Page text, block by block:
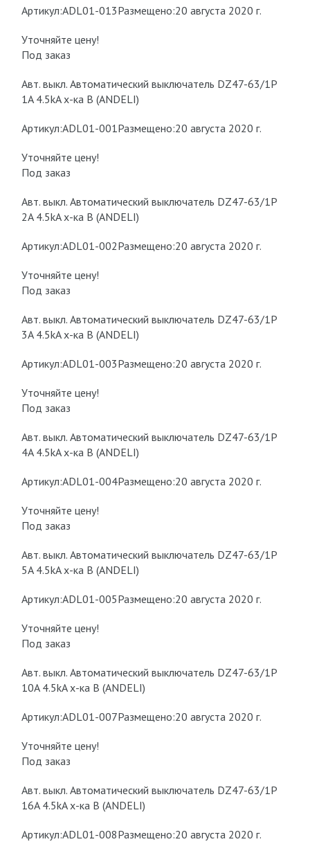
Артикул:ADL01-013Размещено:20 августа 2020 г.
Уточняйте цену!
Под заказ
Авт. выкл. Автоматический выключатель DZ47-63/1P
1A 4.5kA х-ка B (ANDELI)
Артикул:ADL01-001Размещено:20 августа 2020 г.
Уточняйте цену!
Под заказ
Авт. выкл. Автоматический выключатель DZ47-63/1P
2A 4.5kA х-ка B (ANDELI)
Артикул:ADL01-002Размещено:20 августа 2020 г.
Уточняйте цену!
Под заказ
Авт. выкл. Автоматический выключатель DZ47-63/1P
3A 4.5kA х-ка B (ANDELI)
Артикул:ADL01-003Размещено:20 августа 2020 г.
Уточняйте цену!
Под заказ
Авт. выкл. Автоматический выключатель DZ47-63/1P
4A 4.5kA х-ка B (ANDELI)
Артикул:ADL01-004Размещено:20 августа 2020 г.
Уточняйте цену!
Под заказ
Авт. выкл. Автоматический выключатель DZ47-63/1P
5A 4.5kA х-ка B (ANDELI)
Артикул:ADL01-005Размещено:20 августа 2020 г.
Уточняйте цену!
Под заказ
Авт. выкл. Автоматический выключатель DZ47-63/1P
10A 4.5kA х-ка B (ANDELI)
Артикул:ADL01-007Размещено:20 августа 2020 г.
Уточняйте цену!
Под заказ
Авт. выкл. Автоматический выключатель DZ47-63/1P
16A 4.5kA х-ка B (ANDELI)
Артикул:ADL01-008Размещено:20 августа 2020 г.